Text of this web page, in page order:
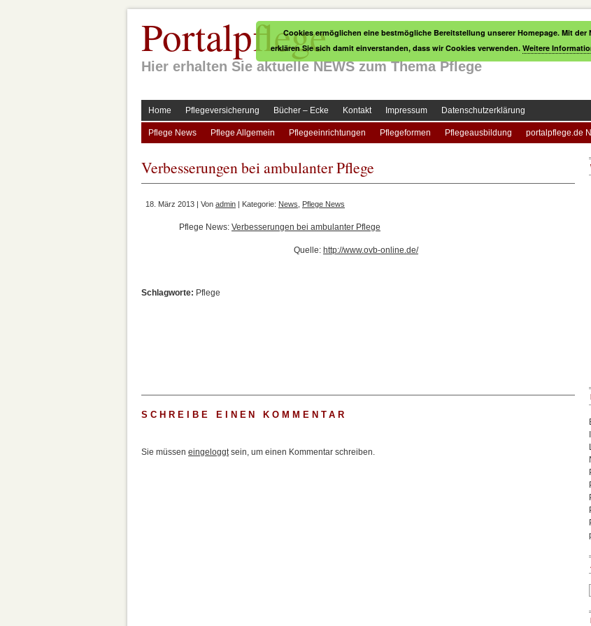
Portalpflege
Hier erhalten Sie aktuelle NEWS zum Thema Pflege
Home Pflegeversicherung Bücher – Ecke Kontakt Impressum Datenschutzerklärung
Pflege News Pflege Allgemein Pflegeeinrichtungen Pflegeformen Pflegeausbildung portalpflege.de
Verbesserungen bei ambulanter Pflege
18. März 2013 | Von admin | Kategorie: News Pflege News
Pflege News: Verbesserungen bei ambulanter Pflege
Quelle: http://www.ovb-online.de/
Schlagworte: Pflege
SCHREIBE EINEN KOMMENTAR
Sie müssen eingeloggtsein, um einen Kommentar schreiben.
Cookies ermöglichen eine bestmögliche Bereitstellung unserer Homepage. Mit der
erklären Sie sich damit einverstanden, dass wir Cookies verwenden. Weitere